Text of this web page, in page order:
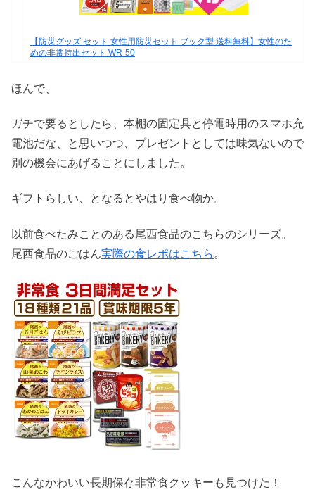
【防災グッズ セット 女性用防災セット ブック型 送料無料】女性のた
めの非常持出セット WR-50
ほんで、
ガチで要るとしたら、本棚の固定具と停電時用のスマホ充
電池だな、と思いつつ、プレゼントとしては味気ないので
別の機会にあげることにしました。
ギフトらしい、となるとやはり食べ物か。
以前食べたみことのある尾西食品のこちらのシリーズ。
尾西食品のごはん実際の食レポはこちら 。
こんなかわいい長期保存非常食クッキーも見つけた！